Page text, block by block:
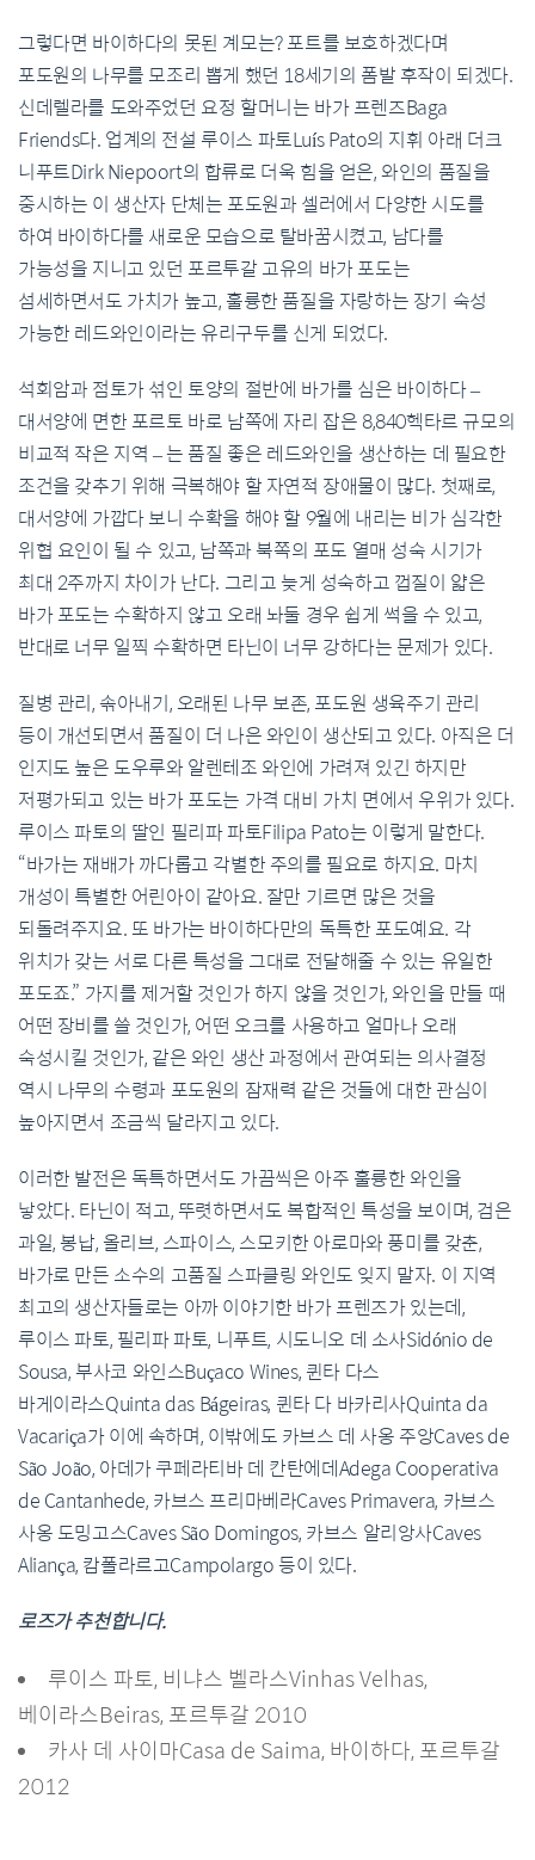
그렇다면 바이하다의 못된 계모는? 포트를 보호하겠다며
포도원의 나무를 모조리 뽑게 했던 18세기의 폼발 후작이 되겠다.
신데렐라를 도와주었던 요정 할머니는 바가 프렌즈Baga
Friends다. 업계의 전설 루이스 파토Luís Pato의 지휘 아래 더크
니푸트Dirk Niepoort의 합류로 더욱 힘을 얻은, 와인의 품질을
중시하는 이 생산자 단체는 포도원과 셀러에서 다양한 시도를
하여 바이하다를 새로운 모습으로 탈바꿈시켰고, 남다를
가능성을 지니고 있던 포르투갈 고유의 바가 포도는
섬세하면서도 가치가 높고, 훌륭한 품질을 자랑하는 장기 숙성
가능한 레드와인이라는 유리구두를 신게 되었다.
석회암과 점토가 섞인 토양의 절반에 바가를 심은 바이하다 –
대서양에 면한 포르토 바로 남쪽에 자리 잡은 8,840헥타르 규모의
비교적 작은 지역 – 는 품질 좋은 레드와인을 생산하는 데 필요한
조건을 갖추기 위해 극복해야 할 자연적 장애물이 많다. 첫째로,
대서양에 가깝다 보니 수확을 해야 할 9월에 내리는 비가 심각한
위협 요인이 될 수 있고, 남쪽과 북쪽의 포도 열매 성숙 시기가
최대 2주까지 차이가 난다. 그리고 늦게 성숙하고 껍질이 얇은
바가 포도는 수확하지 않고 오래 놔둘 경우 쉽게 썩을 수 있고,
반대로 너무 일찍 수확하면 타닌이 너무 강하다는 문제가 있다.
질병 관리, 솎아내기, 오래된 나무 보존, 포도원 생육주기 관리
등이 개선되면서 품질이 더 나은 와인이 생산되고 있다. 아직은 더
인지도 높은 도우루와 알렌테조 와인에 가려져 있긴 하지만
저평가되고 있는 바가 포도는 가격 대비 가치 면에서 우위가 있다.
루이스 파토의 딸인 필리파 파토Filipa Pato는 이렇게 말한다.
“바가는 재배가 까다롭고 각별한 주의를 필요로 하지요. 마치
개성이 특별한 어린아이 같아요. 잘만 기르면 많은 것을
되돌려주지요. 또 바가는 바이하다만의 독특한 포도예요. 각
위치가 갖는 서로 다른 특성을 그대로 전달해줄 수 있는 유일한
포도죠.” 가지를 제거할 것인가 하지 않을 것인가, 와인을 만들 때
어떤 장비를 쓸 것인가, 어떤 오크를 사용하고 얼마나 오래
숙성시킬 것인가, 같은 와인 생산 과정에서 관여되는 의사결정
역시 나무의 수령과 포도원의 잠재력 같은 것들에 대한 관심이
높아지면서 조금씩 달라지고 있다.
이러한 발전은 독특하면서도 가끔씩은 아주 훌륭한 와인을
낳았다. 타닌이 적고, 뚜렷하면서도 복합적인 특성을 보이며, 검은
과일, 봉납, 올리브, 스파이스, 스모키한 아로마와 풍미를 갖춘,
바가로 만든 소수의 고품질 스파클링 와인도 잊지 말자. 이 지역
최고의 생산자들로는 아까 이야기한 바가 프렌즈가 있는데,
루이스 파토, 필리파 파토, 니푸트, 시도니오 데 소사Sidónio de
Sousa, 부사코 와인스Buçaco Wines, 퀸타 다스
바게이라스Quinta das Bágeiras, 퀸타 다 바카리사Quinta da
Vacariça가 이에 속하며, 이밖에도 카브스 데 사옹 주앙Caves de
São João, 아데가 쿠페라티바 데 칸탄에데Adega Cooperativa
de Cantanhede, 카브스 프리마베라Caves Primavera, 카브스
사옹 도밍고스Caves São Domingos, 카브스 알리앙사Caves
Aliança, 캄폴라르고Campolargo 등이 있다.
로즈가 추천합니다.
루이스 파토, 비냐스 벨라스Vinhas Velhas,
베이라스Beiras, 포르투갈 2010
카사 데 사이마Casa de Saima, 바이하다, 포르투갈
2012